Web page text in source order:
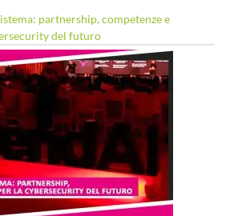
partnership, competenze e
del futuro